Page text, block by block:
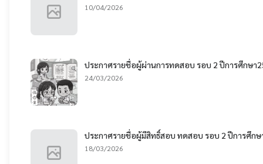
10/04/2026
ประกาศรายชื่อผู้ผ่านการทดสอบ รอบ 2 ปีการศึกษา
24/03/2026
ประกาศรายชื่อผู้มีสิทธิ์สอบ ทดสอบ รอบ 2 ปีการศึกษ
18/03/2026